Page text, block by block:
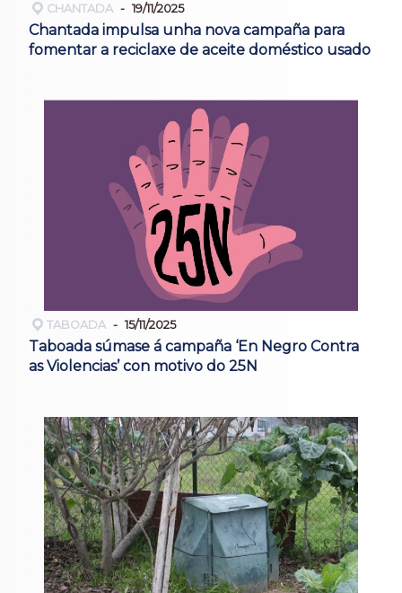
CHANTADA 19/11/2025
Chantada impulsa unha nova campaña para
fomentar a reciclaxe de aceite doméstico usado
TABOADA 15/11/2025
Taboada súmase á campaña ‘En Negro Contra
as Violencias’ con motivo do 25N